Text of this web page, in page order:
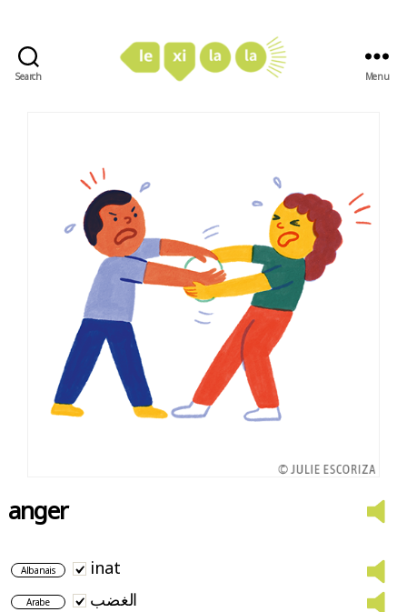
Search Menu
anger
Albanais inat
Arabe الغضب